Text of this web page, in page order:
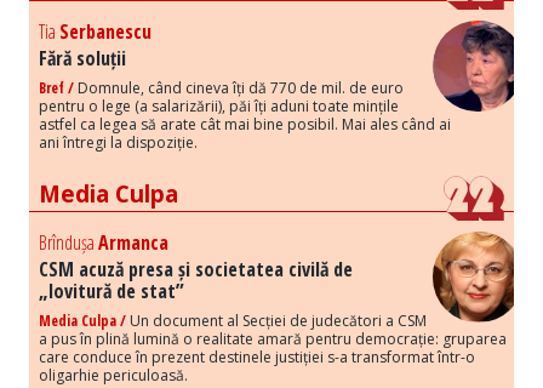
Tia Serbanescu
Fără soluții
Bref / Domnule, când cineva îți dă 770 de mil. de euro
pentru o lege (a salarizării), păi îți aduni toate mințile
astfel ca legea să arate cât mai bine posibil. Mai ales când ai
ani întregi la dispoziție.
Media Culpa
BrîndușaArmanca
CSM acuză presa și societatea civilă de
„lovitură de stat”
Media Culpa / Un document al Secției de judecători a CSM
a pus în plină lumină o realitate amară pentru democrație: gruparea
care conduce în prezent destinele justiției s-a transformat într-o
oligarhie periculoasă.